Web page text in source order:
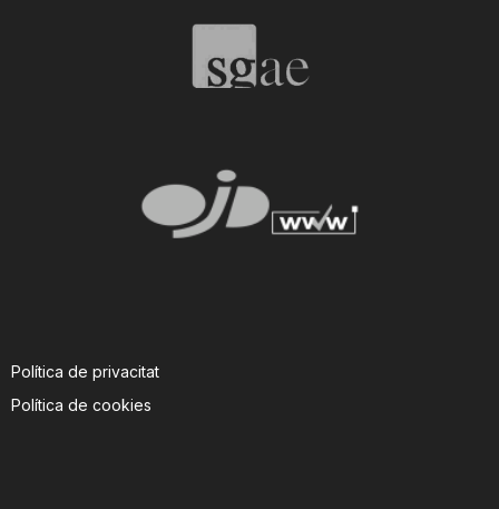
g
Política de privacitat
Política de cookies